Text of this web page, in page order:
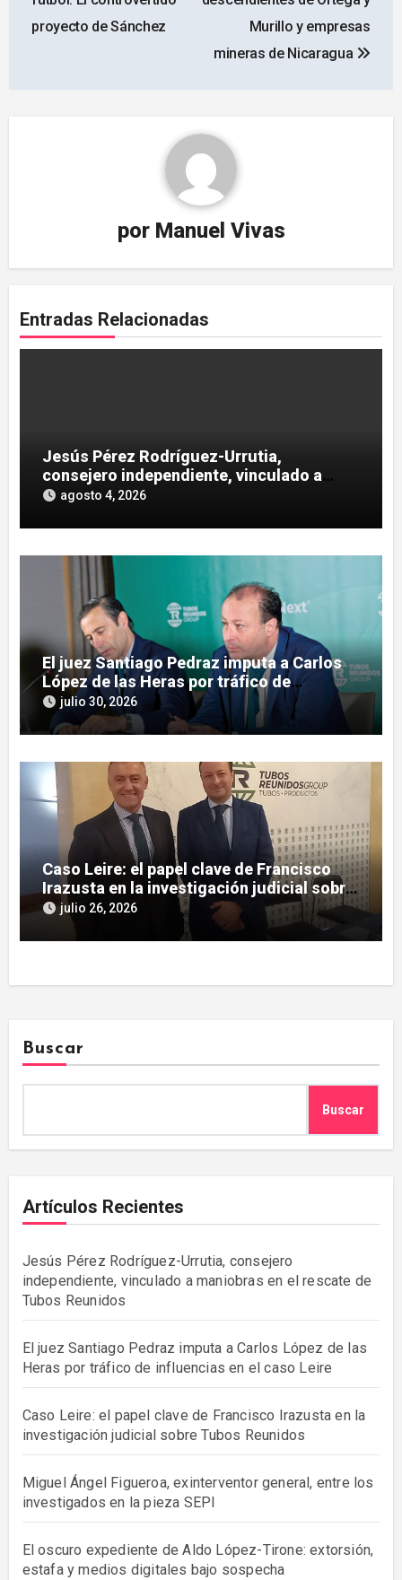
entradas
proyecto de Sánchez
Murillo y empresas
mineras de Nicaragua
por Manuel Vivas
Entradas Relacionadas
Jesús Pérez Rodríguez-Urrutia,
consejero independiente, vinculado a
maniobras en el rescate de Tubos
agosto 4, 2026
El juez Santiago Pedraz imputa a Carlos
López de las Heras por tráfico de
influencias en el caso Leire
julio 30, 2026
Caso Leire: el papel clave de Francisco
Irazusta en la investigación judicial sobre
Tubos Reunidos
julio 26, 2026
Buscar
Buscar
Artículos Recientes
Jesús Pérez Rodríguez-Urrutia, consejero
independiente, vinculado a maniobras en el rescate de
Tubos Reunidos
El juez Santiago Pedraz imputa a Carlos López de las
Heras por tráfico de influencias en el caso Leire
Caso Leire: el papel clave de Francisco Irazusta en la
investigación judicial sobre Tubos Reunidos
Miguel Ángel Figueroa, exinterventor general, entre los
investigados en la pieza SEPI
El oscuro expediente de Aldo López-Tirone: extorsión,
estafa y medios digitales bajo sospecha